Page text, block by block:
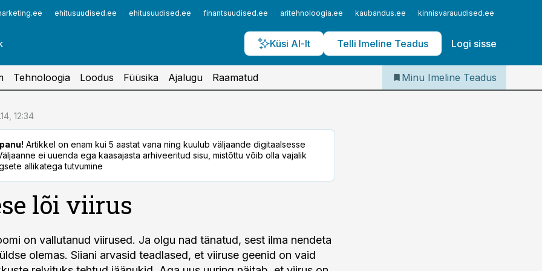
ehitusuudised.ee ehitusuudised.ee finantsuudised.ee aritehnoloogia.ee kaubandus.ee kinnisvarauudised.ee
Küsi AI-lt Telli Imeline Teadus Logi sisse
Iseteenindus
Telli Imeline Teadus
Tehnoloogia Loodus Füüsika Ajalugu Raamatud Minu Imeline Teadus
12:34
Artikkel on enam kui 5 aastat vana ning kuulub väljaande digitaalsesse
ei uuenda ega kaasajasta arhiveeritud sisu, mistõttu võib olla vajalik
allikatega tutvumine
lõi viirus
on vallutanud viirused. Ja olgu nad tänatud, sest ilma nendeta
olemas. Siiani arvasid teadlased, et viiruse geenid on vaid